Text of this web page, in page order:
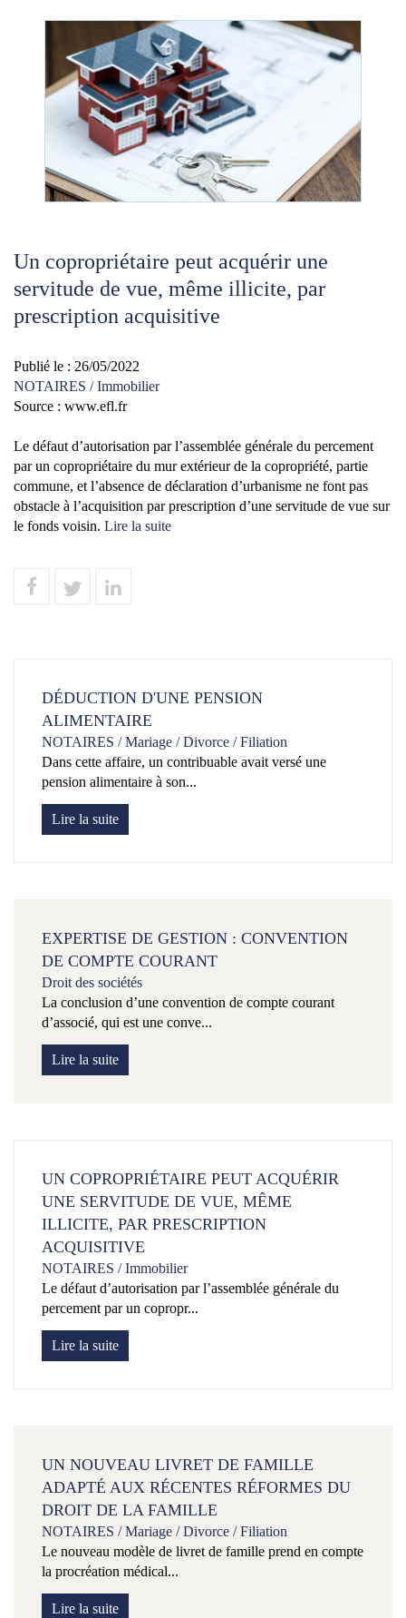
Un copropriétaire peut acquérir une
servitude de vue, même illicite, par
prescription acquisitive
Publié le : 26/05/2022
NOTAIRES /Immobilier
Source : www.efl.fr
Le défaut d’autorisation par l’assemblée générale du percement
par un copropriétaire du mur extérieur de la copropriété, partie
commune, et l’absence de déclaration d’urbanisme ne font pas
obstacle à l’acquisition par prescription d’une servitude de vue sur
le fonds voisin. Lire la suite
DÉDUCTION D'UNE PENSION
ALIMENTAIRE
NOTAIRES /Mariage / Divorce / Filiation
Dans cette affaire, un contribuable avait versé une
pension alimentaire à son...
Lire la suite
EXPERTISE DE GESTION : CONVENTION
DE COMPTE COURANT
Droit des sociétés
La conclusion d’une convention de compte courant
d’associé, qui est une conve...
Lire la suite
UN COPROPRIÉTAIRE PEUT ACQUÉRIR
UNE SERVITUDE DE VUE, MÊME
ILLICITE, PAR PRESCRIPTION
ACQUISITIVE
NOTAIRES /Immobilier
Le défaut d’autorisation par l’assemblée générale du
percement par un copropr...
Lire la suite
UN NOUVEAU LIVRET DE FAMILLE
ADAPTÉ AUX RÉCENTES RÉFORMES DU
DROIT DE LA FAMILLE
NOTAIRES /Mariage / Divorce / Filiation
Le nouveau modèle de livret de famille prend en compte
la procréation médical...
Lire la suite